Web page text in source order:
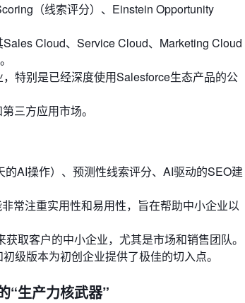
（线索评分）、Einstein Opportunity
Cloud、Service Cloud、Marketing Cloud
特别是已经深度使用Salesforce生态产品的公
三方应用市场。
AI操作）、预测性线索评分、AI驱动的SEO建
常注重实用性和易用性，旨在帮助中小企业以
取客户的中小企业，尤其是市场和销售团队。
级版本为初创企业提供了极佳的切入点。
生产力核武器”